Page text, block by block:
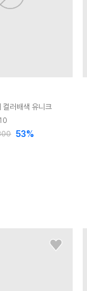
컬러배색 유니크
53%